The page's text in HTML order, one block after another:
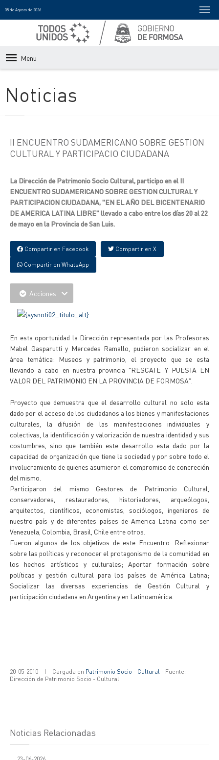
08 de Agosto de 2026
Menu
Noticias
II ENCUENTRO SUDAMERICANO SOBRE GESTION
CULTURAL Y PARTICIPACIO CIUDADANA
La Dirección de Patrimonio Socio Cultural, participo en el II
ENCUENTRO SUDAMERICANO SOBRE GESTION CULTURAL Y
PARTICIPACION CIUDADANA, "EN EL AÑO DEL BICENTENARIO
DE AMERICA LATINA LIBRE" llevado a cabo entre los días 20 al 22
de mayo en la Provincia de San Luis.
Compartir en Facebook Compartir en X
Compartir en WhatsApp
Acciones
En esta oportunidad la Dirección representada por las Profesoras
Mabel Gasparutti y Mercedes Ramallo, pudieron socializar en el
área temática: Museos y patrimonio, el proyecto que se esta
llevando a cabo en nuestra provincia "RESCATE Y PUESTA EN
VALOR DEL PATRIMONIO EN LA PROVINCIA DE FORMOSA".
Proyecto que demuestra que el desarrollo cultural no solo esta
dado por el acceso de los ciudadanos a los bienes y manifestaciones
culturales, la difusión de las manifestaciones individuales y
colectivas, la identificación y valorización de nuestra identidad y sus
costumbres, sino que también este desarrollo esta dado por la
capacidad de organización que tiene la sociedad y por sobre todo el
involucramiento de quienes asumieron el compromiso de concreción
del mismo.
Participaron del mismo Gestores de Patrimonio Cultural,
conservadores, restauradores, historiadores, arqueólogos,
arquitectos, científicos, economistas, sociólogos, ingenieros de
nuestro país y de diferentes países de America Latina como ser
Venezuela, Colombia, Brasil, Chile entre otros.
Fueron algunos de los objetivos de este Encuentro: Reflexionar
sobre las políticas y reconocer el protagonismo de la comunidad en
los hechos artísticos y culturales; Aportar formación sobre
políticas y gestión cultural para los países de América Latina;
Socializar las diversas experiencias de Gestión Cultural y
participación ciudadana en Argentina y en Latinoamérica.
20-05-2010 | Cargada en Patrimonio Socio - Cultural - Fuente:
Dirección de Patrimonio Socio - Cultural
Noticias Relacionadas